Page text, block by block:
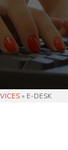
» E-DESK